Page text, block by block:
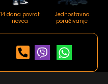
14 dana povrat
novca
Jednostavno
poručivanje